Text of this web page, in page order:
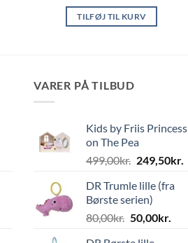
TILFØJ TIL KURV
VARER PÅ TILBUD
Kids by Friis Princess
on The Pea
499,00kr. Den
pris
var:
499,00kr..
249,50kr.
DR Trumle lille (fra
Børste serien)
80,00kr. Den
50,00kr.